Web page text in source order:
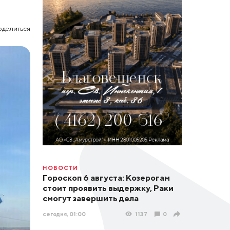
НОВОСТИ
Гороскоп 6 августа: Козерогам
стоит проявить выдержку, Раки
смогут завершить дела
сегодня, 01:00 1137 0